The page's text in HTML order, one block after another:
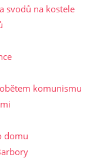
svodů na kostele
komunismu
domu